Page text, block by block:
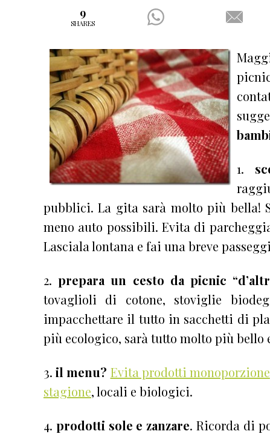
9
SHARES
1.
pubblici. La gita sarà molto più bella!
meno auto possibili. Evita di
Lasciala lontana e fai una breve
2.prepara un cesto da picnic
tovaglioli di cotone, stoviglie
impacchettare il tutto in sacchetti di
più ecologico, sarà tutto molto più bello
3.il menu? Evita prodotti monoporzione
stagione, locali e biologici.
4. prodotti sole e zanzare. Ricorda di